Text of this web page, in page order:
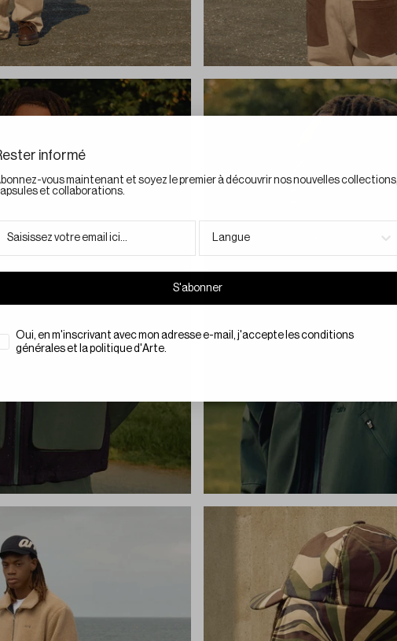
informé
vous maintenant et soyez le premier à découvrir nos nouvelles collections,
et collaborations.
S'abonner
le marketing
Oui, en m'inscrivant avec mon adresse e-mail, j'accepte les conditions
générales et la politique d'Arte.